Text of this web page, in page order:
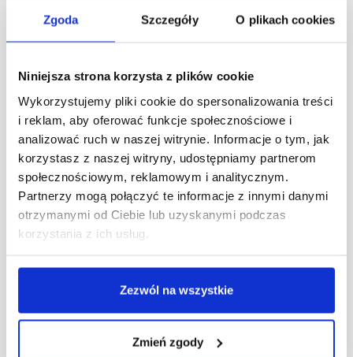
Zgoda Szczegóły O plikach cookies
Niniejsza strona korzysta z plików cookie
Wykorzystujemy pliki cookie do spersonalizowania treści
i reklam, aby oferować funkcje społecznościowe i
analizować ruch w naszej witrynie. Informacje o tym, jak
korzystasz z naszej witryny, udostępniamy partnerom
społecznościowym, reklamowym i analitycznym.
Partnerzy mogą połączyć te informacje z innymi danymi
otrzymanymi od Ciebie lub uzyskanymi podczas
korzystania z ich usług.
Zezwól na wszystkie
Zmień zgody
Absolwenci psychologii mają jedne z najszerszych
kompetencje pozwalają im działać zarówno
indywidualnie, jak i w ramach instytucji publicznych,
organizacji społecznych czy firm prywatnych.
Psychologowie są potrzebni wszędzie tam, gdzie
kluczowe znaczenie ma zrozumienie zachowań, emocji i
procesów poznawczych.
Psycholog to zawód o uniwersalnym zastosowaniu –
ceniony zarówno w sektorze publicznym, jak i prywatnym
– a ścieżki rozwoju zawodowego są na tyle różnorodne,
że absolwenci mogą kształtować karierę zgodnie ze
Jak wyglądają studia z psychologii
w formule hybrydowej?